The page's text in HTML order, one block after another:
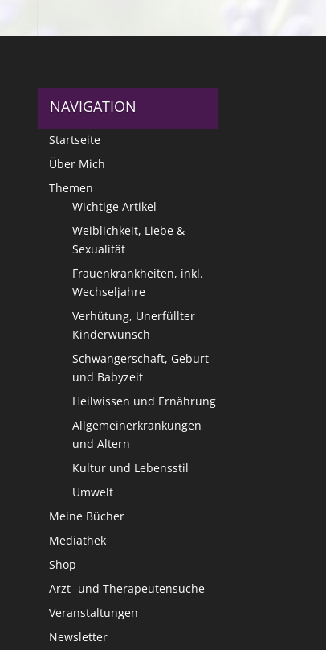
NAVIGATION
Startseite
Über Mich
Themen
Wichtige Artikel
Weiblichkeit, Liebe &
Sexualität
Frauenkrankheiten, inkl.
Wechseljahre
Verhütung, Unerfüllter
Kinderwunsch
Schwangerschaft, Geburt
und Babyzeit
Heilwissen und Ernährung
Allgemeinerkrankungen
und Altern
Kultur und Lebensstil
Umwelt
Meine Bücher
Mediathek
Shop
Arzt- und Therapeutensuche
Veranstaltungen
Newsletter